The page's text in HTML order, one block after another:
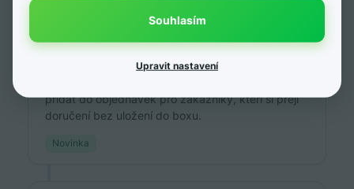
V nastavení exportu pro Českou poštu je nyní k
dispozici nová doplňková služba Neukládání do
přidat do objednávek pro zákazníky, kteří si přejí
doručení bez uložení do boxu.
Novinka
Souhlasím
Upravit nastavení